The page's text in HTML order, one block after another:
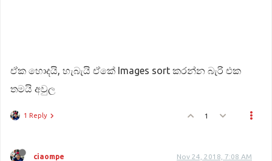
ඒක හොදයි, හැබැයි ඒකේ Images sort කරන්න බැරි එක
තමයි අවුල
1 Reply 1
ciaompe Nov 24, 2018, 7:08 AM